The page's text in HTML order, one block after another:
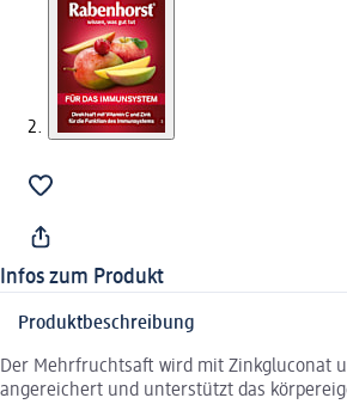
Infos zum Produkt
Produktbeschreibung
Der Mehrfruchtsaft wird mit Zinkgluconat
angereichert und unterstützt das